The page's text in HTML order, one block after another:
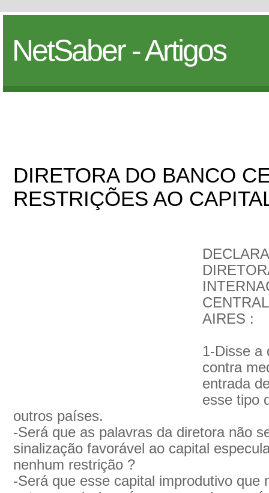
NetSaber - Artigos
DIRETORA DO BANCO
RESTRIÇÕES AO
AIRES :
1-Disse a
contra
entrada
esse tipo
outros países.
-Será que as palavras da diretora não
sinalização favorável ao capital
nenhum restrição ?
-Será que esse capital improdutivo que